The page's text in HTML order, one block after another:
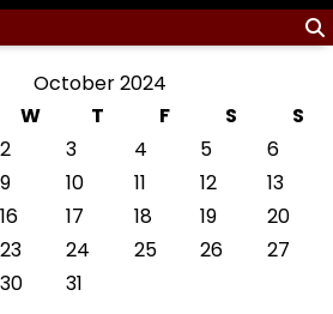
October 2024
W T F S
S
2 3 4 5
6
9 10 11 12
13
16 17 18 19
20
23 24 25 26
27
30 31